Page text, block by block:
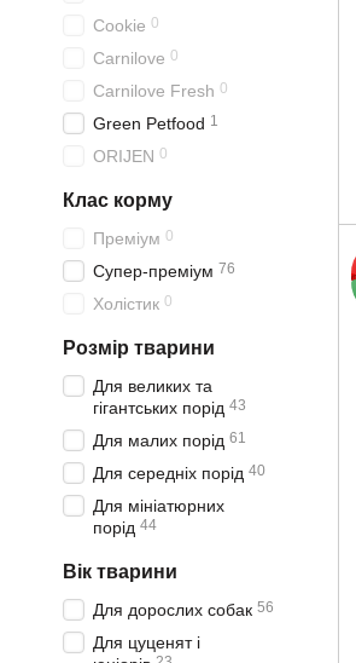
Cookie 0
Carnilove 0
Carnilove Fresh 0
Green Petfood 1
ORIJEN 0
Клас корму
Преміум 0
Супер-преміум 76
Холістик 0
Розмір тварини
Для великих та
гігантських порід 43
Для малих порід 61
Для середніх порід 40
Для мініатюрних
порід 44
Вік тварини
Для дорослих собак 56
Для цуценят і